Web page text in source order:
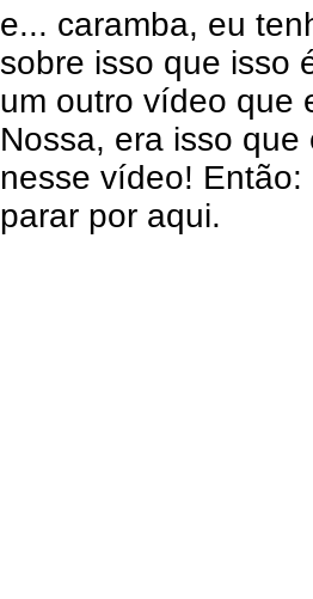
e... caramba, eu
sobre isso que isso
um outro vídeo que
Nossa, era isso
nesse vídeo!
parar por aqui.